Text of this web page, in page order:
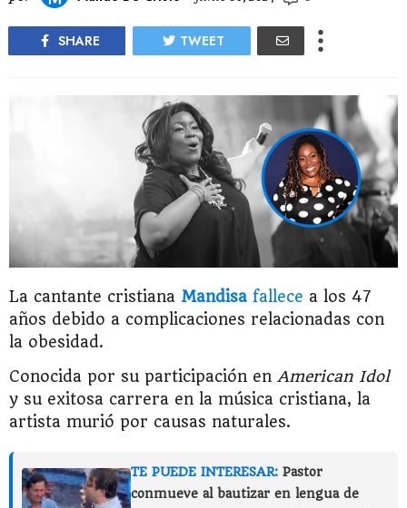
SHARE TWEET
La cantante cristiana Mandisa fallece a los 47
años debido a complicaciones relacionadas con
la obesidad.
Conocida por su participación en American Idol
y su exitosa carrera en la música cristiana, la
artista murió por causas naturales.
TE PUEDE INTERESAR: Pastor
conmueve al bautizar en lengua de